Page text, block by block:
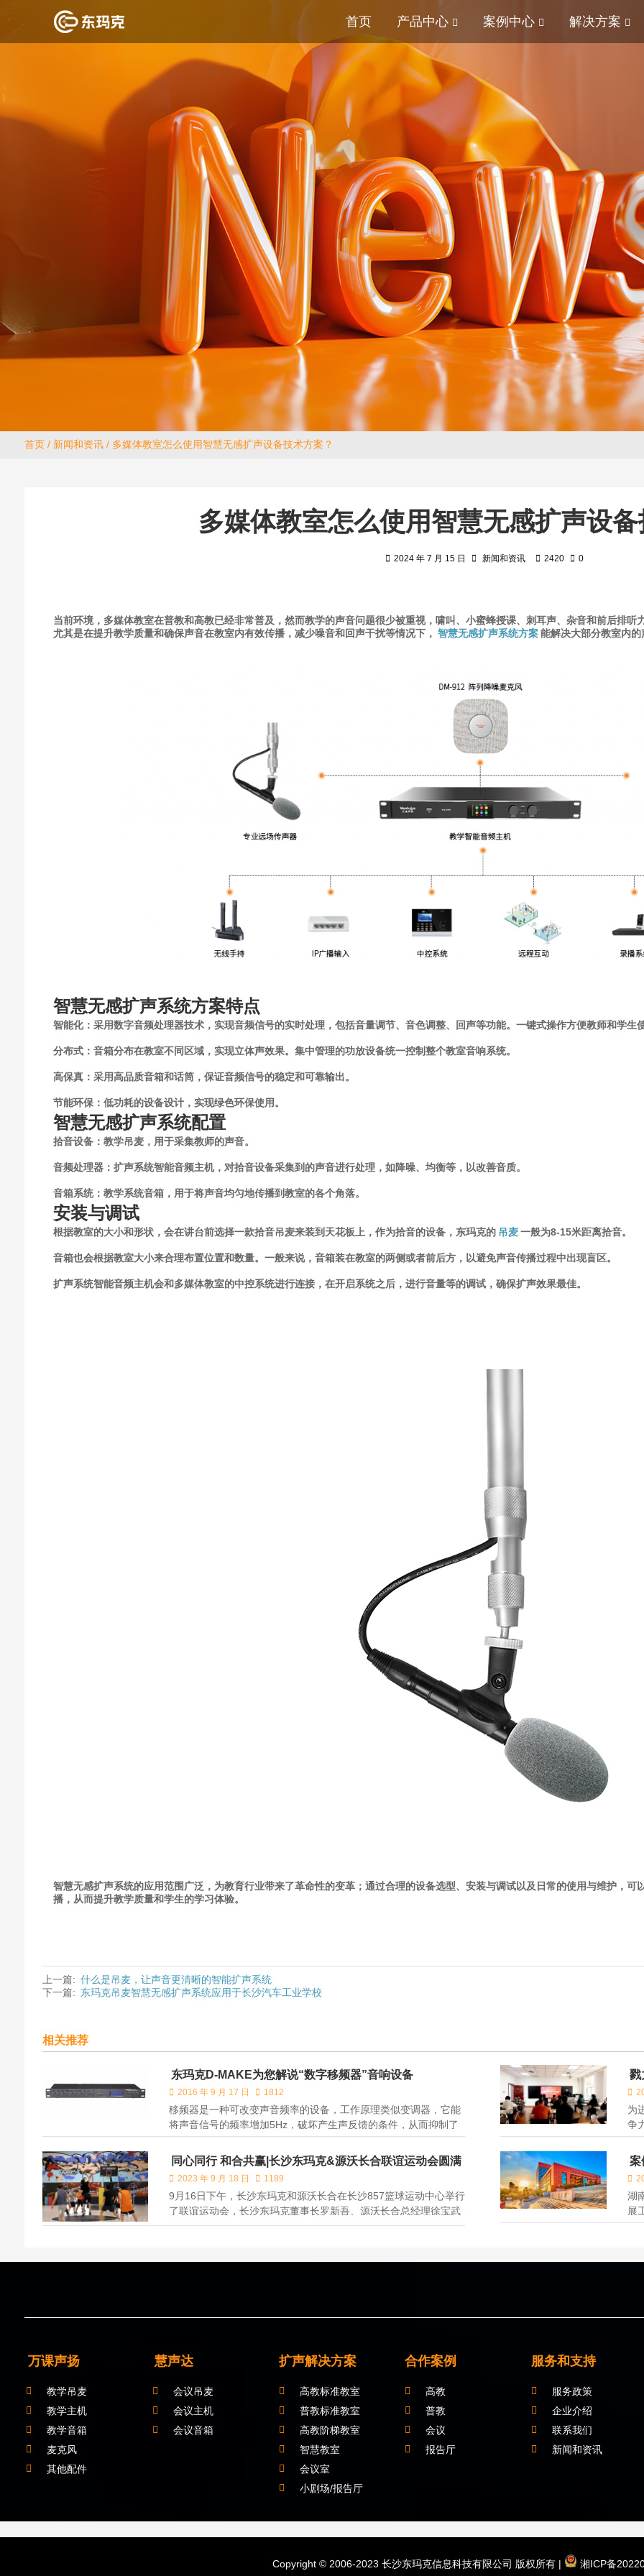
首页 产品中心 案例中心 解决方案
首页/ 新闻和资讯/ 多媒体教室怎么使用智慧无感扩声设备技术方案？
多媒体教室怎么使用智慧无感扩声设
2024 年 7 月 15 日 新闻和资讯 2420 0
当前环境，多媒体教室在普教和高教已经非常普及，然而教学的声音问题很少被重视，啸叫、小蜜蜂授课、刺耳声、杂音和前后排
尤其是在提升教学质量和确保声音在教室内有效传播，减少噪音和回声干扰等情况下， 智慧无感扩声系统方案能解决大部分教室内
智慧无感扩声系统方案特点
智能化：采用数字音频处理器技术，实现音频信号的实时处理，包括音量调节、音色调整、回声等功能。一键式操作方便教师和学生
分布式：音箱分布在教室不同区域，实现立体声效果。集中管理的功放设备统一控制整个教室音响系统。
高保真：采用高品质音箱和话筒，保证音频信号的稳定和可靠输出。
节能环保：低功耗的设备设计，实现绿色环保使用。
智慧无感扩声系统配置
拾音设备：教学吊麦，用于采集教师的声音。
音频处理器：扩声系统智能音频主机，对拾音设备采集到的声音进行处理，如降噪、均衡等，以改善音质。
音箱系统：教学系统音箱，用于将声音均匀地传播到教室的各个角落。
安装与调试
根据教室的大小和形状，会在讲台前选择一款拾音吊麦来装到天花板上，作为拾音的设备，东玛克的 吊麦一般为8-15米距离拾音。
音箱也会根据教室大小来合理布置位置和数量。一般来说，音箱装在教室的两侧或者前后方，以避免声音传播过程中出现盲区。
扩声系统智能音频主机会和多媒体教室的中控系统进行连接，在开启系统之后，进行音量等的调试，确保扩声效果最佳。
智慧无感扩声系统的应用范围广泛，为教育行业带来了革命性的变革；通过合理的设备选型、安装与调试以及日常的使用与维护，可
播，从而提升教学质量和学生的学习体验。
上一篇: 什么是吊麦，让声音更清晰的智能扩声系统
下一篇: 东玛克吊麦智慧无感扩声系统应用于长沙汽车工业学校
相关推荐
东玛克D-MAKE为您解说“数字移频器”音响设备
2016 年 9 月 17 日 1812
移频器是一种可改变声音频率的设备，工作原理类似变调器，它能
将声音信号的频率增加5Hz，破坏产生声反馈的条件，从而抑制了
声反馈。
戮
会
为
争
难
术
同心同行 和合共赢|长沙东玛克&源沃长合联谊运动会圆满
结束
2023 年 9 月 18 日 1189
9月16日下午，长沙东玛克和源沃长合在长沙857篮球运动中心举行
了联谊运动会，长沙东玛克董事长罗新吾、源沃长合总经理徐宝武
以及双方员工参加了此次运动会。
案
湖
展
评
万课声扬
教学吊麦
教学主机
教学音箱
麦克风
其他配件
慧声达
会议吊麦
会议主机
会议音箱
扩声解决方案
高教标准教室
普教标准教室
高教阶梯教室
智慧教室
会议室
小剧场/报告厅
合作案例
高教
普教
会议
报告厅
服务和支持
服务政策
企业介绍
联系我们
新闻和资讯
Copyright © 2006-2023 长沙东玛克信息科技有限公司 版权所有 | 湘ICP备